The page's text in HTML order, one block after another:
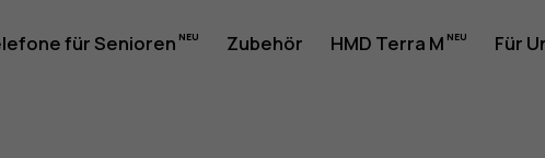
für Senioren Zubehör HMD Terra M Für